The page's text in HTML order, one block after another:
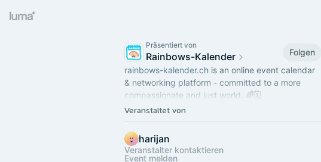
Präsentiert von
Rainbows-Kalender
Folgen
rainbows-kalender.ch is an online event calendar
& networking platform - committed to a more
compassionate and just world. 🌈🗓
Check our TG-Group:
Veranstaltet von
harijan
Veranstalter kontaktieren
Event melden